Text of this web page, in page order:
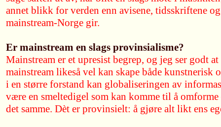
annet blikk for verden enn avisene, tidsskriftene
mainstream-Norge gir.
Er mainstream en slags provinsialisme?
Mainstream er et upresist begrep, og jeg ser godt
mainstream likeså vel kan skape både
i en større forstand kan globaliseringen av
være en smeltedigel som kan komme til å
det samme. Dèt er provinsielt: å gjøre alt likt ens